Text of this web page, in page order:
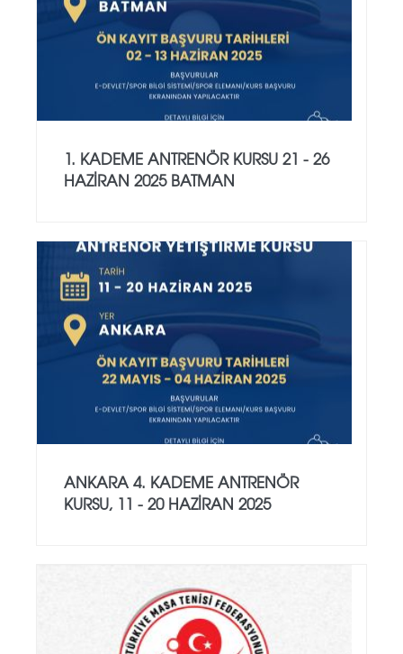
1. KADEME ANTRENÖR KURSU 21 - 26
HAZİRAN 2025 BATMAN
ANKARA 4. KADEME ANTRENÖR
KURSU, 11 - 20 HAZİRAN 2025